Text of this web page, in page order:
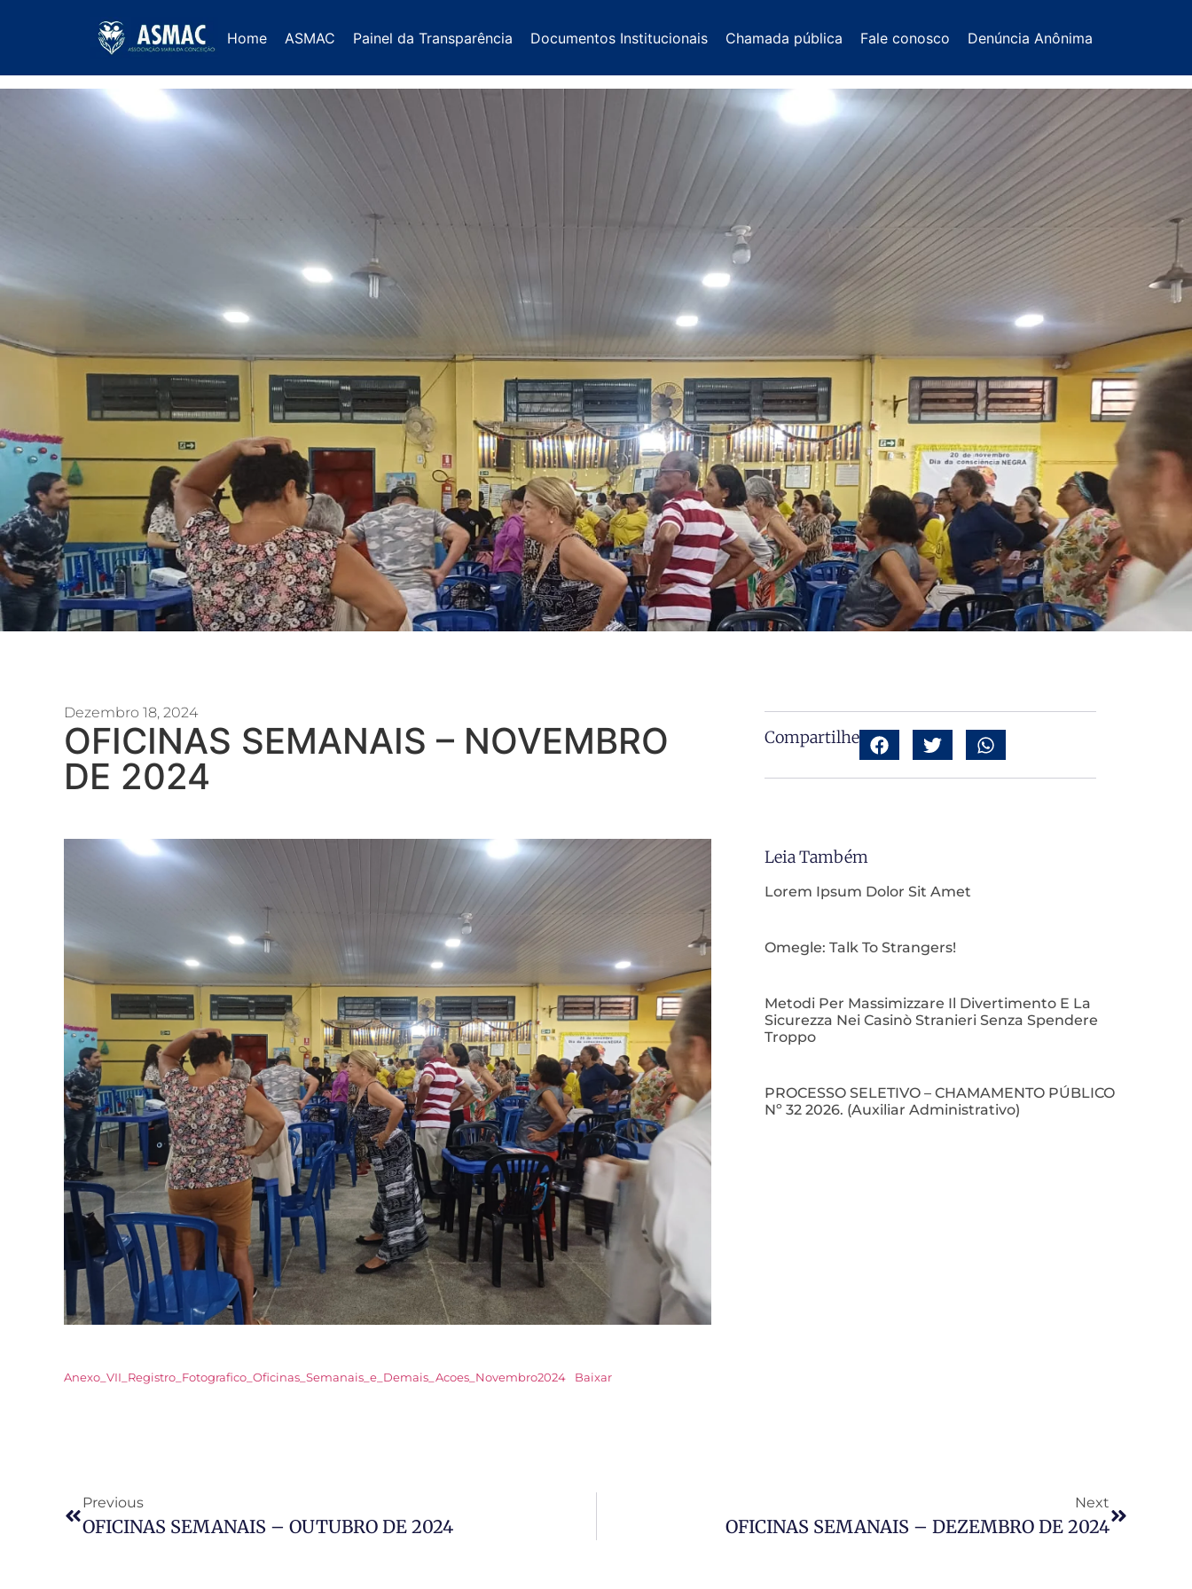
Home ASMAC Painel da Transparência Documentos Institucionais Chamada pública Fale conosco Denúncia Anônima
Dezembro 18, 2024
OFICINAS SEMANAIS – NOVEMBRO
DE 2024
Anexo_VII_Registro_Fotografico_Oficinas_Semanais_e_Demais_Acoes_Novembro2024 Baixar
Compartilhe
Leia Também
Lorem Ipsum Dolor Sit Amet
Omegle: Talk To Strangers!
Metodi Per Massimizzare Il Divertimento E La
Sicurezza Nei Casinò Stranieri Senza Spendere
Troppo
PROCESSO SELETIVO – CHAMAMENTO PÚBLICO
Nº 32 2026. (Auxiliar Administrativo)
Previous
OFICINAS SEMANAIS – OUTUBRO DE 2024
Next
OFICINAS SEMANAIS – DEZEMBRO DE 2024